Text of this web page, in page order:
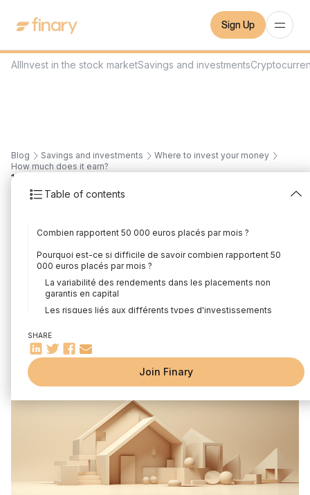
Sign Up
Blog Savings and investments
Where to invest your money
How much does it earn?
Table of contents
Combien rapportent 50 000 euros placés par mois ?
Pourquoi est-ce si difficile de savoir combien rapportent 50
000 euros placés par mois ?
La variabilité des rendements dans les placements non
garantis en capital
Les risques liés aux différents types d'investissements
Les conséquences fiscales en fonction des divers
investissements et comptes
Prendre en compte l'effet de l'inflation dans les analyses
Combien rapportent 50000 euros selon le type de
Combien peuvent rapporter 50000 euros en bourse ?
50 000 euros en Actions Cotées (Rendement Estimé 7%)
50 000 euros en ETF S&P 500 (Rendement Estimé 10%)
50 000 euros en ETF World (Rendement Estimé 8%)
SHARE
Join Finary
10
50,000 euros invested
bring in per month?
Written byMounir Laggoune
AllInvest in the stock marketSavings and investments